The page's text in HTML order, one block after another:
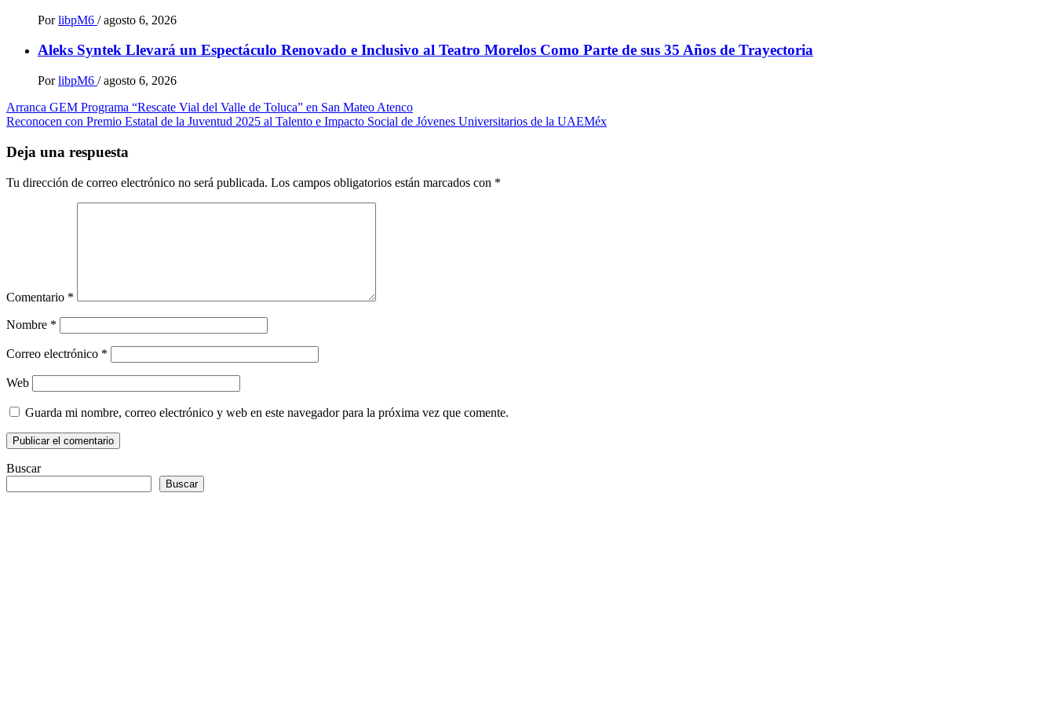
Por libpM6 / agosto 6, 2026
Aleks Syntek Llevará un Espectáculo Renovado e Inclusivo al Teatro Morelos Como Parte de sus 35 Años de Trayectoria
Por libpM6 / agosto 6, 2026
Navegación
de
entradas
Arranca GEM Programa “Rescate Vial del Valle de Toluca” en San Mateo Atenco
Reconocen con Premio Estatal de la Juventud 2025 al Talento e Impacto Social de Jóvenes Universitarios de la UAEMéx
Deja una respuesta
Tu dirección de correo electrónico no será publicada. Los campos obligatorios están marcados con *
Comentario *
Nombre *
Correo electrónico *
Web
Guarda mi nombre, correo electrónico y web en este navegador para la próxima vez que comente.
Buscar
Buscar